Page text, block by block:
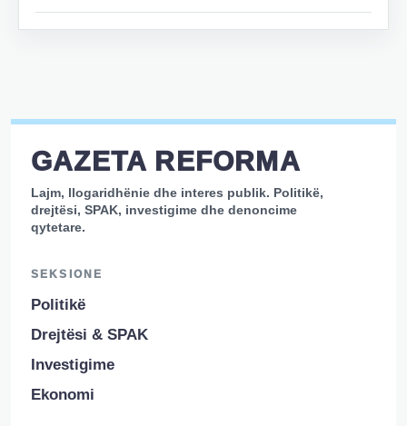
GAZETA REFORMA
Lajm, llogaridhënie dhe interes publik. Politikë,
drejtësi, SPAK, investigime dhe denoncime
qytetare.
SEKSIONE
Politikë
Drejtësi & SPAK
Investigime
Ekonomi